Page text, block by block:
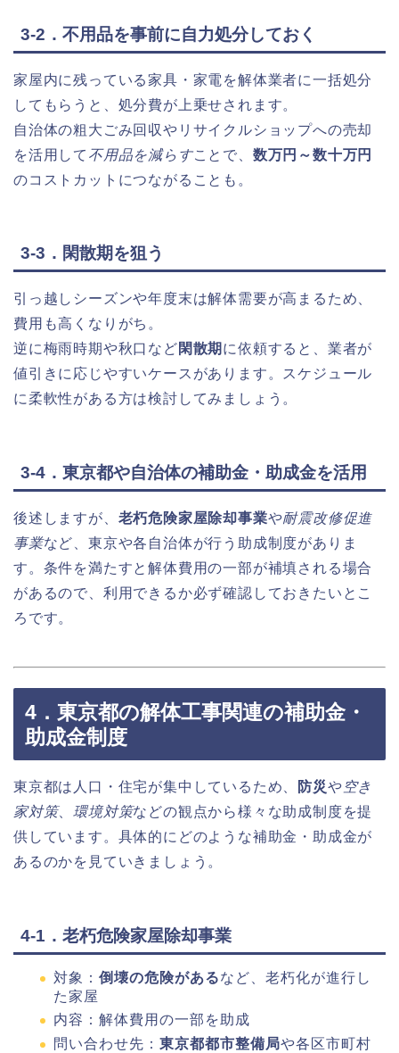
3-2．不用品を事前に自力処分しておく
家屋内に残っている家具・家電を解体業者に一括処分
してもらうと、処分費が上乗せされます。
自治体の粗大ごみ回収やリサイクルショップへの売却
を活用して 不用品を減らすことで、 数万円～数十万円
のコストカットにつながることも。
3-3．閑散期を狙う
引っ越しシーズンや年度末は解体需要が高まるため、
費用も高くなりがち。
逆に梅雨時期や秋口など閑散期 に依頼すると、業者が
値引きに応じやすいケースがあります。スケジュール
に柔軟性がある方は検討してみましょう。
3-4．東京都や自治体の補助金・助成金を活用
後述しますが、 老朽危険家屋除却事業や耐震改修促進
事業など、東京や各自治体が行う助成制度がありま
す。条件を満たすと解体費用の一部が補填される場合
があるので、利用できるか必ず確認しておきたいとこ
ろです。
4．東京都の解体工事関連の補助金・
助成金制度
東京都は人口・住宅が集中しているため、 防災や空き
家対策、環境対策などの観点から様々な助成制度を提
供しています。具体的にどのような補助金・助成金が
あるのかを見ていきましょう。
4-1．老朽危険家屋除却事業
対象： 倒壊の危険があるなど、老朽化が進行し
た家屋
内容：解体費用の一部を助成
問い合わせ先： 東京都都市整備局や各区市町村